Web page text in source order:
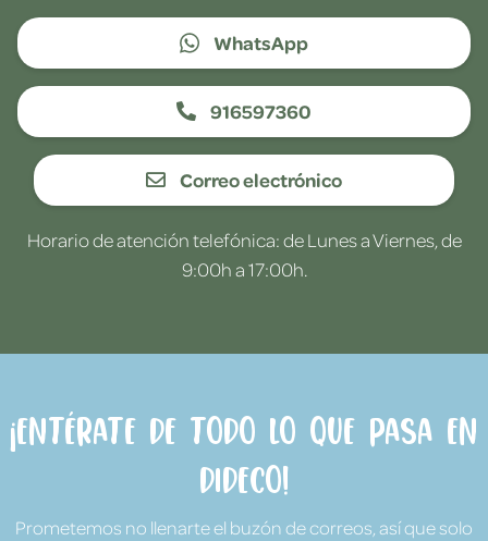
WhatsApp
916597360
Correo electrónico
Horario de atención telefónica: de Lunes a Viernes, de
9:00h a 17:00h.
¡Entérate de todo lo que pasa en
Dideco!
Prometemos no llenarte el buzón de correos, así que solo